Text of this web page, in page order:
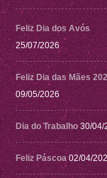
Feliz Dia dos Avós
25/07/2026
Feliz Dia das Mães
09/05/2026
Dia do Trabalho 30/04/
Feliz Páscoa 02/04/